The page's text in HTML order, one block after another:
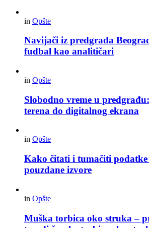
in Opšte
Navijači iz predgrađa
fudbal kao analitičari
in Opšte
Slobodno vreme u
terena do digitalnog ekrana
in Opšte
Kako čitati i tumačiti
pouzdane izvore
in Opšte
Muška torbica oko struka –